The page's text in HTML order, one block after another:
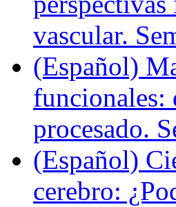
vascular.
(Español)
funcionales:
procesado.
(Español)
cerebro: